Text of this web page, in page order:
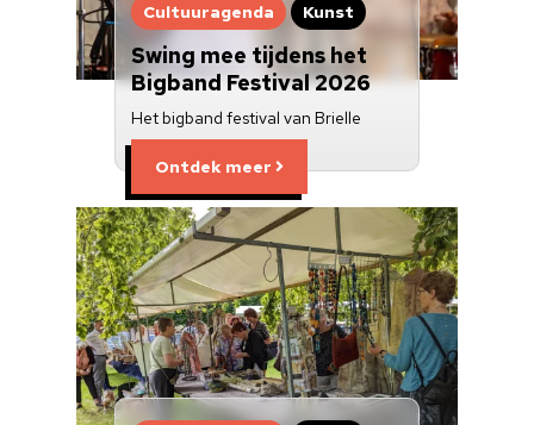
Cultuuragenda Kunst
Swing mee tijdens het
Bigband Festival 2026
Het bigband festival van Brielle
Ontdek meer